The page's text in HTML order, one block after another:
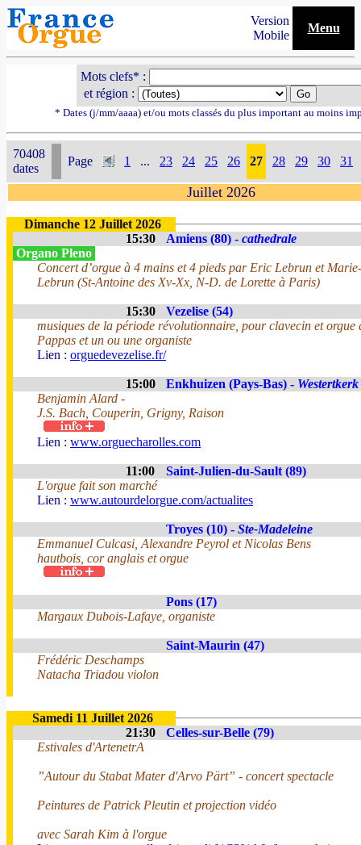
Version
Mobile
Menu
Mots clefs* :
et région :
* Dates (j/mm/aaaa) et/ou mots classés du plus important au moins
70408
dates
Page 1 ... 23 24 25 26 27 28 29 30 31
Juillet 2026
Dimanche 12 Juillet 2026
15:30
Amiens (80) - cathedrale
Organo Pleno
Concert d’orgue à 4 mains et 4 pieds par Eric Lebrun et
Lebrun (St-Antoine des Xv-Xx, N-D. de Lorette à Paris)
15:30
Vezelise (54)
musiques de la période révolutionnaire, pour clavecin et orgue
Pappas et un ou une organiste
Lien : orguedevezelise.fr/
15:00 Enkhuizen (Pays-Bas) - Westertkerk
Benjamin Alard -
J.S. Bach, Couperin, Grigny, Raison
Lien : www.orguecharolles.com
11:00
Saint-Julien-du-Sault (89)
L'orgue fait son marché
Lien : www.autourdelorgue.com/actualites
Troyes (10) - Ste-Madeleine
Emmanuel Culcasi, Alexandre Peyrol et Nicolas Bens
hautbois, cor anglais et orgue
Pons (17)
Margaux Dubois-Lafaye, organiste
Saint-Maurin (47)
Frédéric Deschamps
Natacha Triadou violon
Samedi 11 Juillet 2026
21:30
Celles-sur-Belle (79)
Estivales d'ArtenetrA
”Autour du Stabat Mater d'Arvo Pärt” - concert spectacle
Peintures de Patrick Pleutin et projection vidéo
avec Sarah Kim à l'orgue